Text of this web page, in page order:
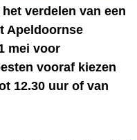
verdelen van een
Apeldoornse
mei voor
vooraf kiezen
12.30 uur of van